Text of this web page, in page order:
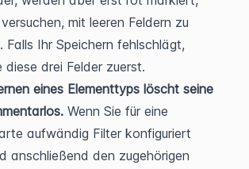
mit leeren Feldern zu
Falls Ihr Speichern fehlschlägt,
diese drei Felder zuerst.
eines Elementtyps löscht seine
Wenn Sie für eine
aufwändig Filter konfiguriert
anschließend den zugehörigen